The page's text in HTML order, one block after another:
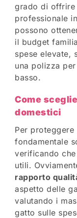
grado di offrire
professionale
possono
il budget
spese elevate,
una polizza
basso.
Come
domestici
Per
fondamentale
verificando
utili.
rapporto
aspetto delle
valutando i
gatto sulle